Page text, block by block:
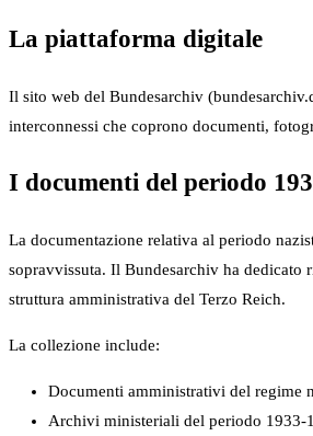
La piattaforma digitale
Il sito web del Bundesarchiv
interconnessi che coprono documenti,
I documenti del periodo
La documentazione relativa al periodo
sopravvissuta. Il Bundesarchiv ha dedicato
struttura amministrativa del Terzo Reich.
La collezione include:
Documenti amministrativi del regime
Archivi ministeriali del periodo 1933-